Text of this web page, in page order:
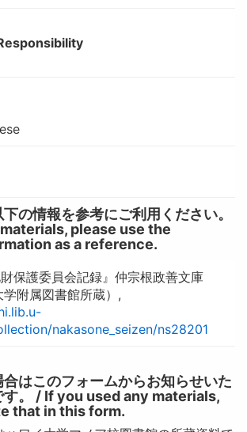
の情報を参考にご利用ください。
please use the
as a reference.
財保護委員会記録』仲宗根政善文庫
附属図書館所蔵）,
nakasone_seizen/ns28201
はこのフォームからお知らせいた
す。 / If you used any materials,
that in this form.